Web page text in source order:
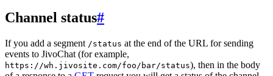
Channel status#
If you add a segment /status at the end of the URL for sending
events to JivoChat (for example,
https://wh.jivosite.com/foo/bar/status), then in the body